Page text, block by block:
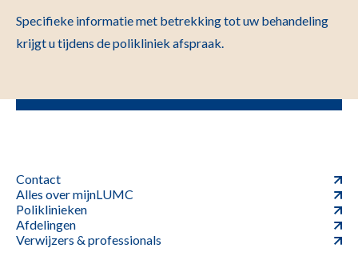
Specifieke informatie met betrekking tot uw behandeling
krijgt u tijdens de polikliniek afspraak.
Contact
Alles over mijnLUMC
Poliklinieken
Afdelingen
Verwijzers & professionals